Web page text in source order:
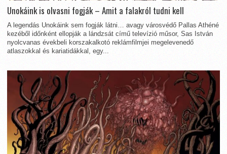
Unokáink is olvasni fogják – Amit a falakról tudni kell
A legendás Unokáink sem fogják látni… avagy városvédő Pallas Athéné
kezéből időnként ellopják a lándzsát című televízió műsor, Sas István
nyolcvanas évekbeli korszakalkotó reklámfilmjei megelevenedő
atlaszokkal és kariatidákkal, egy...